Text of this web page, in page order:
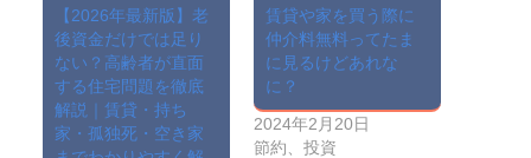
【2026年最新版】老
後資金だけでは足り
ない？高齢者が直面
する住宅問題を徹底
解説｜賃貸・持ち
家・孤独死・空き家
賃貸や家を買う際に
仲介料無料ってたま
に見るけどあれな
に？
2024年2月20日
節約、投資